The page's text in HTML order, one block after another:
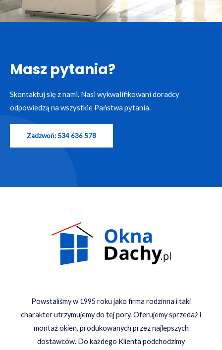
Masz pytania?
Skontaktuj się z nami. Nasi wykwalifikowani doradcy
odpowiedzą na wszystkie Państwa pytania.
Zadzwoń: 534 636 578
Powstaliśmy w 1995 roku jako firma rodzinna i taki
charakter utrzymujemy do tej pory. Oferujemy sprzedaż i
montaż okien, produkowanych przez najlepszych
dostawców. Do każdego Klienta podchodzimy